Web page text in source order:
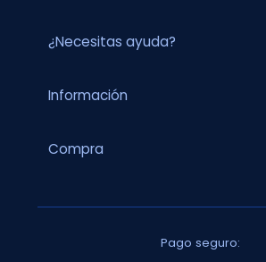
¿Necesitas ayuda?
Información
Compra
Pago seguro: